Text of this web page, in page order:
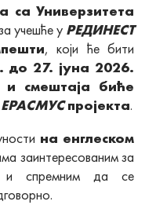
са Универзитета
учешће у РЕДИНЕСТ
, који ће бити
27. јуна 2026.
смештаја биће
ЕРАСМУСпројекта.
на енглеском
заинтересованим за
и спремним да се